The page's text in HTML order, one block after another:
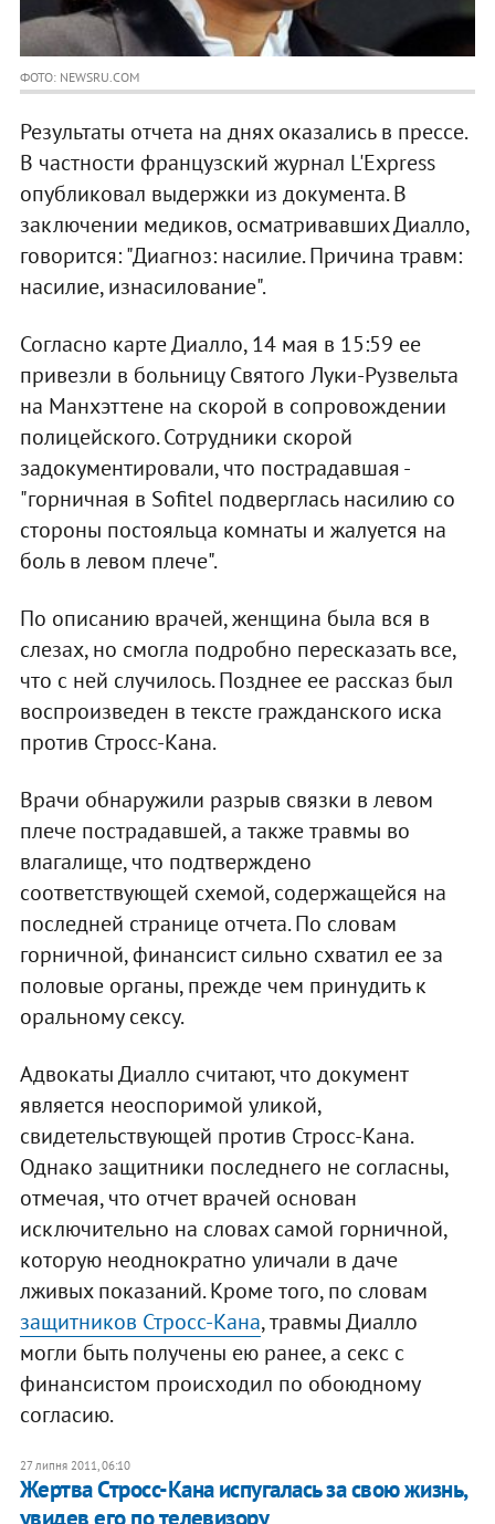
ФОТО: NEWSRU.COM
Результаты отчета на днях оказались в прессе.
В частности французский журнал L'Express
опубликовал выдержки из документа. В
заключении медиков, осматривавших Диалло,
говорится: "Диагноз: насилие. Причина травм:
насилие, изнасилование".
Согласно карте Диалло, 14 мая в 15:59 ее
привезли в больницу Святого Луки-Рузвельта
на Манхэттене на скорой в сопровождении
полицейского. Сотрудники скорой
задокументировали, что пострадавшая -
"горничная в Sofitel подверглась насилию со
стороны постояльца комнаты и жалуется на
боль в левом плече".
По описанию врачей, женщина была вся в
слезах, но смогла подробно пересказать все,
что с ней случилось. Позднее ее рассказ был
воспроизведен в тексте гражданского иска
против Стросс-Кана.
Врачи обнаружили разрыв связки в левом
плече пострадавшей, а также травмы во
влагалище, что подтверждено
соответствующей схемой, содержащейся на
последней странице отчета. По словам
горничной, финансист сильно схватил ее за
половые органы, прежде чем принудить к
оральному сексу.
Адвокаты Диалло считают, что документ
является неоспоримой уликой,
свидетельствующей против Стросс-Кана.
Однако защитники последнего не согласны,
отмечая, что отчет врачей основан
исключительно на словах самой горничной,
которую неоднократно уличали в даче
лживых показаний. Кроме того, по словам
защитников Стросс-Кана, травмы Диалло
могли быть получены ею ранее, а секс с
финансистом происходил по обоюдному
согласию.
27 липня 2011, 06:10
Жертва Стросс-Кана испугалась за свою жизнь,